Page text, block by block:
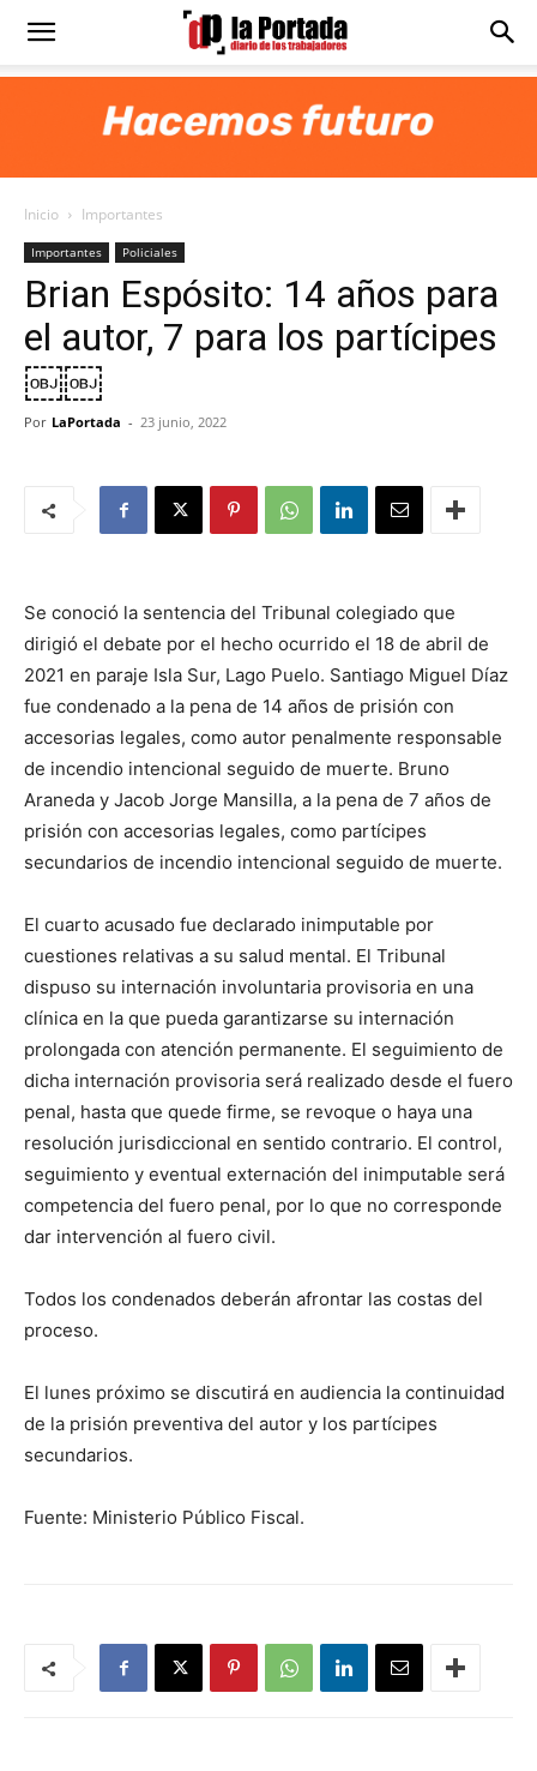
Diario
Portada
Inicio Importantes
Importantes Policiales
Brian Espósito: 14 años para
el autor, 7 para los partícipes
￼￼
Por LaPortada - 23 junio, 2022
Se conoció la sentencia del Tribunal colegiado que
dirigió el debate por el hecho ocurrido el 18 de abril de
2021 en paraje Isla Sur, Lago Puelo. Santiago Miguel Díaz
fue condenado a la pena de 14 años de prisión con
accesorias legales, como autor penalmente responsable
de incendio intencional seguido de muerte. Bruno
Araneda y Jacob Jorge Mansilla, a la pena de 7 años de
prisión con accesorias legales, como partícipes
secundarios de incendio intencional seguido de muerte.
El cuarto acusado fue declarado inimputable por
cuestiones relativas a su salud mental. El Tribunal
dispuso su internación involuntaria provisoria en una
clínica en la que pueda garantizarse su internación
prolongada con atención permanente. El seguimiento de
dicha internación provisoria será realizado desde el fuero
penal, hasta que quede firme, se revoque o haya una
resolución jurisdiccional en sentido contrario. El control,
seguimiento y eventual externación del inimputable será
competencia del fuero penal, por lo que no corresponde
dar intervención al fuero civil.
Todos los condenados deberán afrontar las costas del
proceso.
El lunes próximo se discutirá en audiencia la continuidad
de la prisión preventiva del autor y los partícipes
secundarios.
Fuente: Ministerio Público Fiscal.